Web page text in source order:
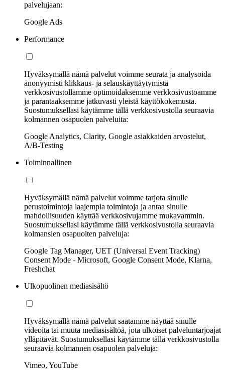
palvelujaan:
Google Ads
Performance
Hyväksymällä nämä palvelut voimme seurata ja analysoida
anonyymisti klikkaus- ja selauskäyttäytymistä
verkkosivustollamme optimoidaksemme verkkosivustoamme
ja parantaaksemme jatkuvasti yleistä käyttökokemusta.
Suostumuksellasi käytämme tällä verkkosivustolla seuraavia
kolmannen osapuolen palveluita:
Google Analytics, Clarity, Google asiakkaiden arvostelut,
A/B-Testing
Toiminnallinen
Hyväksymällä nämä palvelut voimme tarjota sinulle
perustoimintoja laajempia toimintoja ja antaa sinulle
mahdollisuuden käyttää verkkosivujamme mukavammin.
Suostumuksellasi käytämme tällä verkkosivustolla seuraavia
kolmansien osapuolten palveluja:
Google Tag Manager, UET (Universal Event Tracking)
Consent Mode - Microsoft, Google Consent Mode, Klarna,
Freshchat
Ulkopuolinen mediasisältö
Hyväksymällä nämä palvelut saatamme näyttää sinulle
videoita tai muuta mediasisältöä, jota ulkoiset palveluntarjoajat
ylläpitävät. Suostumuksellasi käytämme tällä verkkosivustolla
seuraavia kolmannen osapuolen palveluja:
Vimeo, YouTube